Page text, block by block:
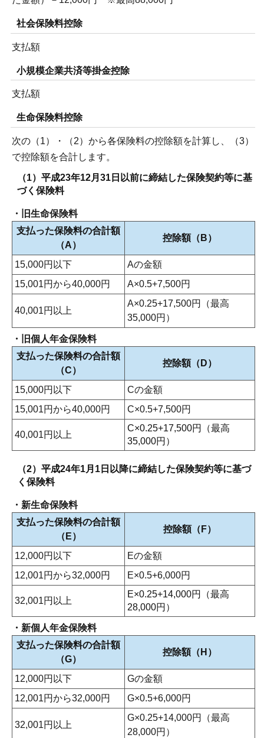
社会保険料控除
支払額
小規模企業共済等掛金控除
支払額
生命保険料控除
次の（1）・（2）から各保険料の控除額を計算し、（3）
で控除額を合計します。
（1）平成23年12月31日以前に締結した保険契約等に基
づく保険料
・旧生命保険料
支払った保険料の合計額
（A）
控除額（B）
15,000円以下
Aの金額
15,001円から40,000円
A×0.5+7,500円
40,001円以上
A×0.25+17,500円（最高
35,000円）
・旧個人年金保険料
支払った保険料の合計額
（C）
控除額（D）
15,000円以下
Cの金額
15,001円から40,000円
C×0.5+7,500円
40,001円以上
C×0.25+17,500円（最高
35,000円）
（2）平成24年1月1日以降に締結した保険契約等に基づ
く保険料
・新生命保険料
支払った保険料の合計額
（E）
控除額（F）
12,000円以下
Eの金額
12,001円から32,000円
E×0.5+6,000円
32,001円以上
E×0.25+14,000円（最高
28,000円）
・新個人年金保険料
支払った保険料の合計額
（G）
控除額（H）
12,000円以下
Gの金額
12,001円から32,000円
G×0.5+6,000円
32,001円以上
G×0.25+14,000円（最高
28,000円）